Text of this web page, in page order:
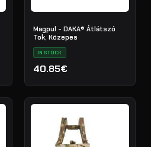
Magpul - DAKA® Átlátszó
Tok, Közepes
IN STOCK
40.85€